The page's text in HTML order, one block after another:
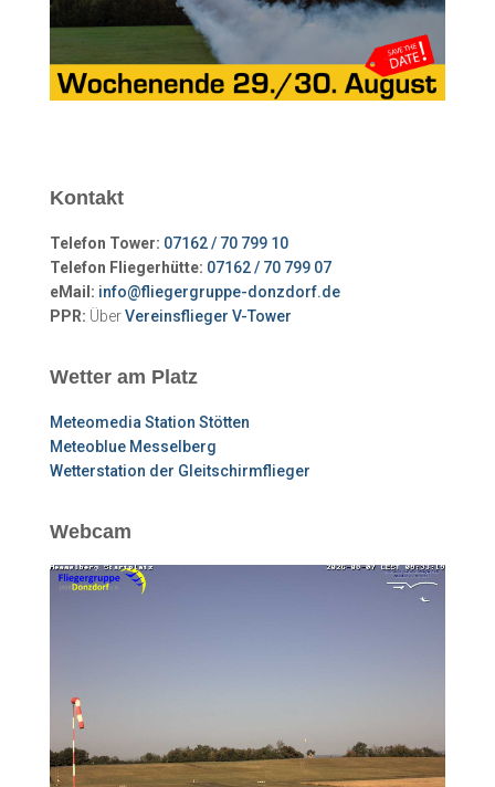
Kontakt
Telefon Tower: 07162 / 70 799 10
Telefon Fliegerhütte: 07162 / 70 799 07
eMail: info@fliegergruppe-donzdorf.de
PPR: ÜberVereinsflieger V-Tower
Wetter am Platz
Meteomedia Station Stötten
Meteoblue Messelberg
Wetterstation der Gleitschirmflieger
Webcam